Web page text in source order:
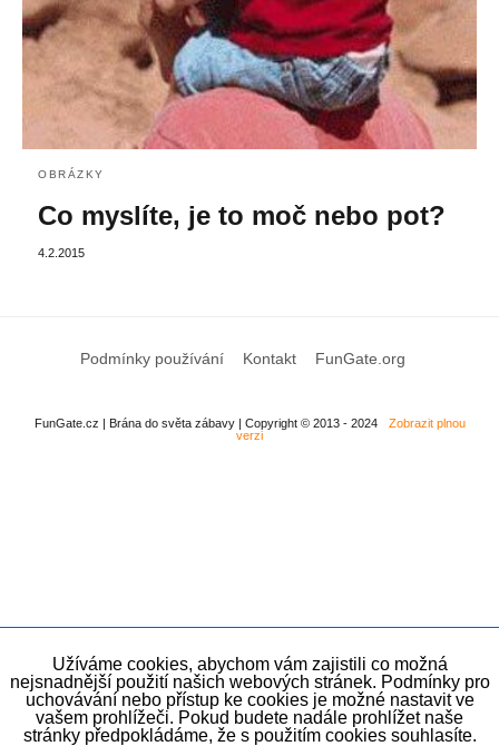
OBRÁZKY
Co myslíte, je to moč nebo pot?
4.2.2015
Podmínky používání Kontakt FunGate.org
FunGate.cz | Brána do světa zábavy | Copyright © 2013 - 2024
Zobrazit plnou
verzi
Užíváme cookies, abychom vám zajistili co možná
nejsnadnější použití našich webových stránek. Podmínky pro
uchovávání nebo přístup ke cookies je možné nastavit ve
vašem prohlížeči. Pokud budete nadále prohlížet naše
stránky předpokládáme, že s použitím cookies souhlasíte.